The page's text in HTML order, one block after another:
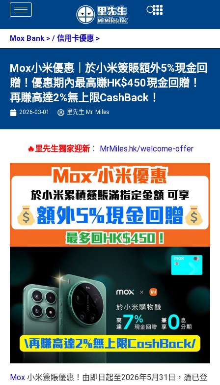
Skip
content
Open
Mox Bank > / 信用卡優惠 >
Mox小米優惠｜於小米簽賬額外5%現金回
贈！優惠期內最高賺HK$450現金回贈！
再賺高達2%無上限CashBack！
2026-03-01 里先生 Mr. Miles
🔥里先生獨家迎新： MrMiles.hk/welcome-offer
Mox 小米簽賬優惠！由即日起至2026年5月31日，憑已登